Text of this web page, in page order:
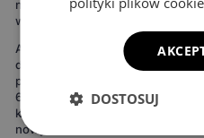
niż w przypadku uniwersalnych
wnętrze wygląda bardziej spójnie,
Ale to nie wszystko. Możesz też
dopasowane do Twojego stylu.
powierzchni, 3 wzory komórek i
690 kombinacji! Możesz wybrać
komponują się z wnętrzem
nowy charakter.
DOSTOSUJ